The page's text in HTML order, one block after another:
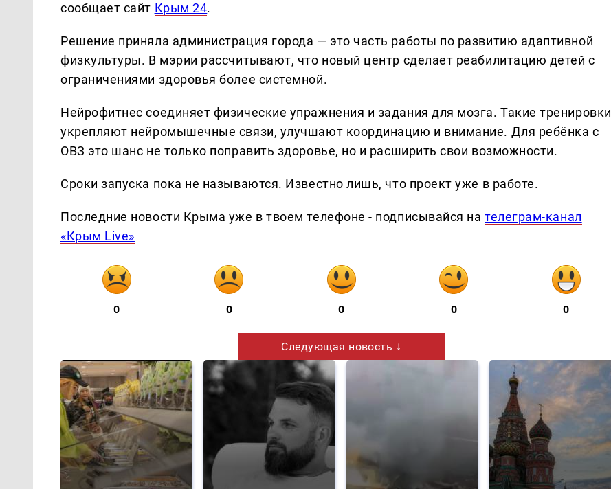
сообщает сайт Крым 24.
Решение приняла администрация города — это часть работы по развитию адаптивной
физкультуры. В мэрии рассчитывают, что новый центр сделает реабилитацию детей с
ограничениями здоровья более системной.
Нейрофитнес соединяет физические упражнения и задания для мозга. Такие тренировки
укрепляют нейромышечные связи, улучшают координацию и внимание. Для ребёнка с
ОВЗ это шанс не только поправить здоровье, но и расширить свои возможности.
Сроки запуска пока не называются. Известно лишь, что проект уже в работе.
Последние новости Крыма уже в твоем телефоне - подписывайся нателеграм-канал
«Крым Live»
0 0 0 0 0
Следующая новость ↓